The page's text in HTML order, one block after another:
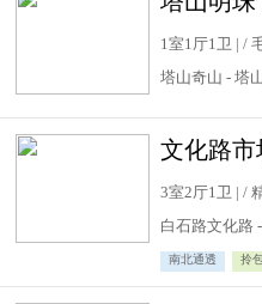
1室1厅1卫 | /
塔山奇山 - 塔
3室2厅1卫 | /
白石路文化路
南北通透 拎